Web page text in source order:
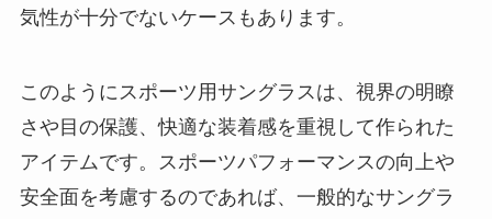
気性が十分でないケースもあります。
このようにスポーツ用サングラスは、視界の明瞭
さや目の保護、快適な装着感を重視して作られた
アイテムです。スポーツパフォーマンスの向上や
安全面を考慮するのであれば、一般的なサングラ